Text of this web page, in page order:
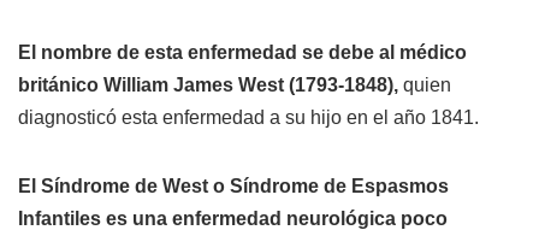
El nombre de esta enfermedad se debe al médico
británico William James West (1793-1848), quien
diagnosticó esta enfermedad a su hijo en el año 1841.
El Síndrome de West o Síndrome de Espasmos
Infantiles es una enfermedad neurológica poco